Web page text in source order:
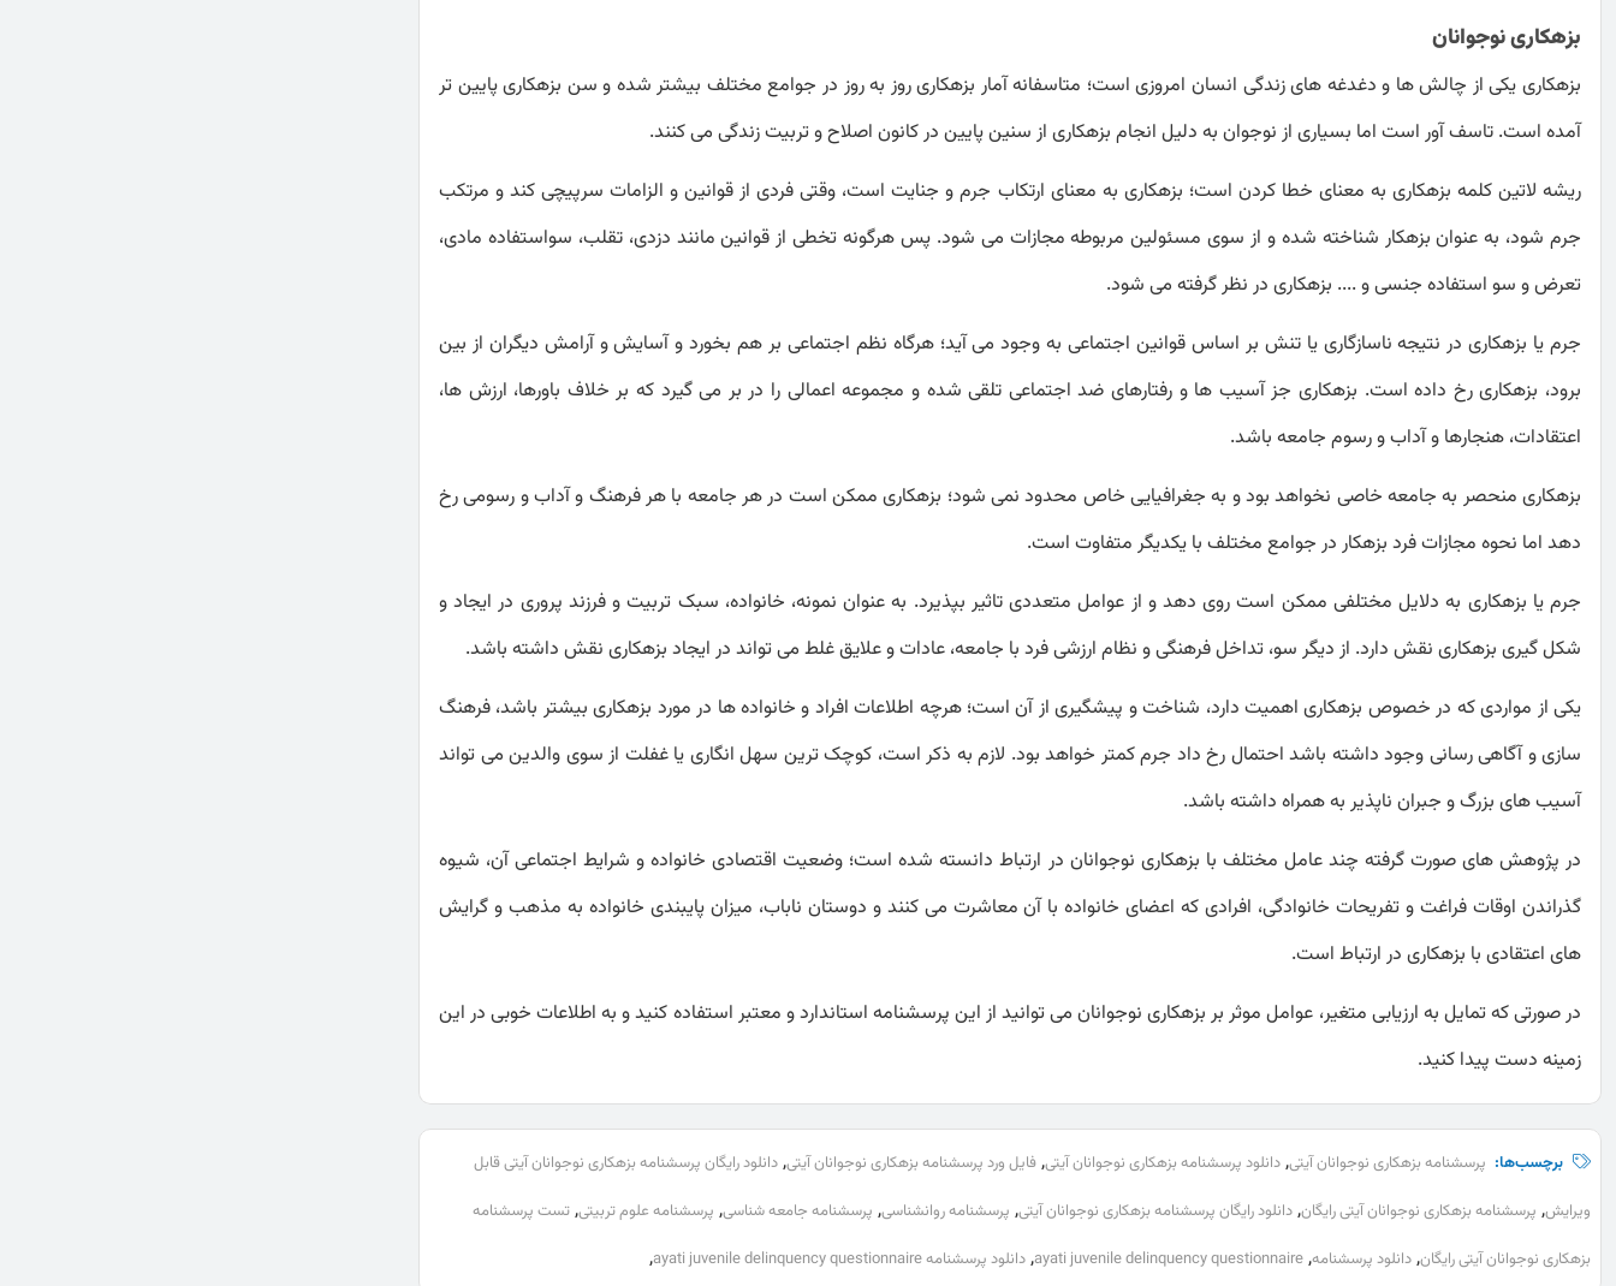
بزهکاری نوجوانان
بزهکاری یکی از چالش ها و دغدغه های زندگی انسان امروزی است؛ متاسفانه آمار بزهکاری روز به روز در جوامع مختلف بیشتر شده و سن بزهکاری پایین تر
آمده است. تاسف آور است اما بسیاری از نوجوان به دلیل انجام بزهکاری از سنین پایین در کانون اصلاح و تربیت زندگی می کنند.
ریشه لاتین کلمه بزهکاری به معنای خطا کردن است؛ بزهکاری به معنای ارتکاب جرم و جنایت است، وقتی فردی از قوانین و الزامات سرپیچی کند و مرتکب
جرم شود، به عنوان بزهکار شناخته شده و از سوی مسئولین مربوطه مجازات می شود. پس هرگونه تخطی از قوانین مانند دزدی، تقلب، سواستفاده مادی،
تعرض و سو استفاده جنسی و .... بزهکاری در نظر گرفته می شود.
جرم یا بزهکاری در نتیجه ناسازگاری یا تنش بر اساس قوانین اجتماعی به وجود می آید؛ هرگاه نظم اجتماعی بر هم بخورد و آسایش و آرامش دیگران از بین
برود، بزهکاری رخ داده است. بزهکاری جز آسیب ها و رفتارهای ضد اجتماعی تلقی شده و مجموعه اعمالی را در بر می گیرد که بر خلاف باورها، ارزش ها،
اعتقادات، هنجارها و آداب و رسوم جامعه باشد.
بزهکاری منحصر به جامعه خاصی نخواهد بود و به جغرافیایی خاص محدود نمی شود؛ بزهکاری ممکن است در هر جامعه با هر فرهنگ و آداب و رسومی رخ
دهد اما نحوه مجازات فرد بزهکار در جوامع مختلف با یکدیگر متفاوت است.
جرم یا بزهکاری به دلایل مختلفی ممکن است روی دهد و از عوامل متعددی تاثیر بپذیرد. به عنوان نمونه، خانواده، سبک تربیت و فرزند پروری در ایجاد و
شکل گیری بزهکاری نقش دارد. از دیگر سو، تداخل فرهنگی و نظام ارزشی فرد با جامعه، عادات و علایق غلط می تواند در ایجاد بزهکاری نقش داشته باشد.
یکی از مواردی که در خصوص بزهکاری اهمیت دارد، شناخت و پیشگیری از آن است؛ هرچه اطلاعات افراد و خانواده ها در مورد بزهکاری بیشتر باشد، فرهنگ
سازی و آگاهی رسانی وجود داشته باشد احتمال رخ داد جرم کمتر خواهد بود. لازم به ذکر است، کوچک ترین سهل انگاری یا غفلت از سوی والدین می تواند
آسیب های بزرگ و جبران ناپذیر به همراه داشته باشد.
در پژوهش های صورت گرفته چند عامل مختلف با بزهکاری نوجوانان در ارتباط دانسته شده است؛ وضعیت اقتصادی خانواده و شرایط اجتماعی آن، شیوه
گذراندن اوقات فراغت و تفریحات خانوادگی، افرادی که اعضای خانواده با آن معاشرت می کنند و دوستان ناباب، میزان پایبندی خانواده به مذهب و گرایش
های اعتقادی با بزهکاری در ارتباط است.
در صورتی که تمایل به ارزیابی متغیر، عوامل موثر بر بزهکاری نوجوانان می توانید از این پرسشنامه استاندارد و معتبر استفاده کنید و به اطلاعات خوبی در این
زمینه دست پیدا کنید.
برچسب‌ها: پرسشنامه بزهکاری نوجوانان آیتی, دانلود پرسشنامه بزهکاری نوجوانان آیتی, فایل ورد پرسشنامه بزهکاری نوجوانان آیتی, دانلود رایگان پرسشنامه بزهکاری نوجوانان آیتی قابل
ویرایش, پرسشنامه بزهکاری نوجوانان آیتی رایگان, دانلود رایگان پرسشنامه بزهکاری نوجوانان آیتی, پرسشنامه روانشناسی, پرسشنامه جامعه شناسی, پرسشنامه علوم تربیتی, تست پرسشنامه
بزهکاری نوجوانان آیتی رایگان, دانلود پرسشنامه,
ayati juvenile delinquency questionnaire
, دانلود پرسشنامه ayati juvenile delinquency questionnaire ,